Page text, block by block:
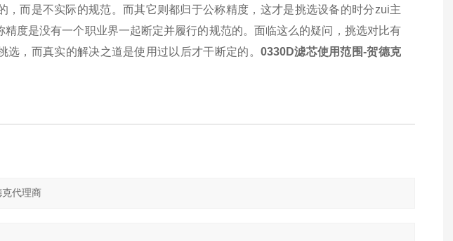
，而是不实际的规范。而其它则都归于公称精度，这才是挑选设备的时分zui主
度是没有一个职业界一起断定并履行的规范的。面临这么的疑问，挑选对比有
，而真实的解决之道是使用过以后才干断定的。 0330D滤芯使用范围-贺德克